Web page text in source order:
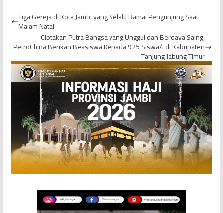
Tiga Gereja di Kota Jambi yang Selalu Ramai Pengunjung Saat
Malam Natal
Ciptakan Putra Bangsa yang Unggul dan Berdaya Saing,
PetroChina Berikan Beasiswa Kepada 925 Siswa/i di Kabupaten
Tanjung Jabung Timur